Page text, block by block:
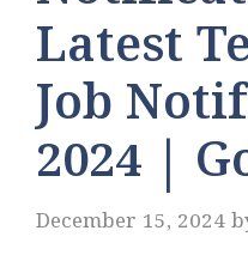
Latest
Job
2024 |
December 15, 2024